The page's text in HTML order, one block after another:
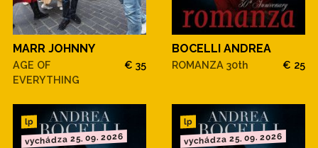
MARR JOHNNY
AGE OF
EVERYTHING
€ 35
BOCELLI ANDREA
ROMANZA 30th € 25
lp
vychádza 25. 09. 2026
lp
vychádza 25. 09. 2026